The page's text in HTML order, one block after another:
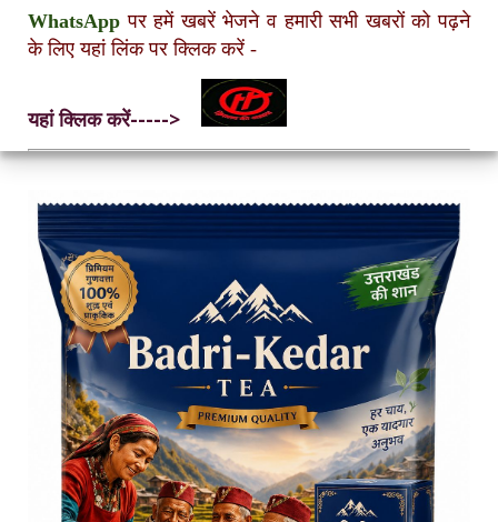
WhatsApp पर हमें खबरें भेजने व हमारी सभी खबरों को पढ़ने
के लिए यहां लिंक पर क्लिक करें -
यहां क्लिक करें----->